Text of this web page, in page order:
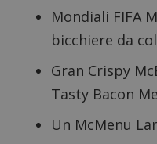
Mondiali FIFA
bicchiere da
Gran Crispy
Tasty Bacon
Un McMenu